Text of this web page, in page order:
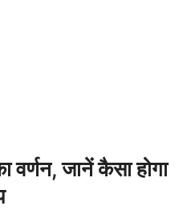
वर्णन, जानें कैसा होगा